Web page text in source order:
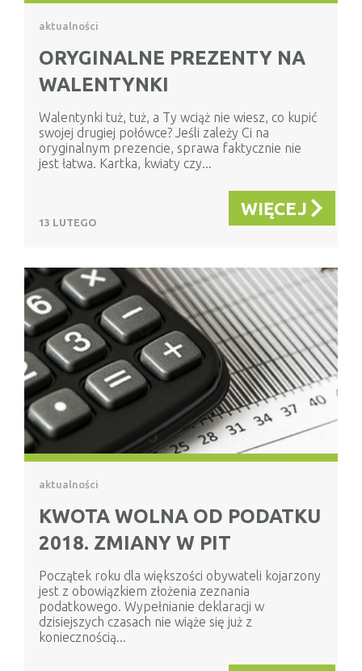
aktualności
ORYGINALNE PREZENTY NA
WALENTYNKI
Walentynki tuż, tuż, a Ty wciąż nie wiesz, co kupić
swojej drugiej połówce? Jeśli zależy Ci na
oryginalnym prezencie, sprawa faktycznie nie
jest łatwa. Kartka, kwiaty czy...
13 LUTEGO
WIĘCEJ
aktualności
KWOTA WOLNA OD PODATKU
2018. ZMIANY W PIT
Początek roku dla większości obywateli kojarzony
jest z obowiązkiem złożenia zeznania
podatkowego. Wypełnianie deklaracji w
dzisiejszych czasach nie wiąże się już z
koniecznością...